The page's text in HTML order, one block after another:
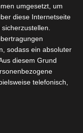
umgesetzt, um
diese Internetseite
sodass ein absoluter
diesem Grund
telefonisch,